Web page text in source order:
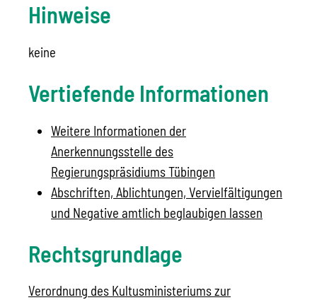
Hinweise
keine
Vertiefende Informationen
Weitere Informationen der
Anerkennungsstelle des
Regierungspräsidiums Tübingen
Abschriften, Ablichtungen, Vervielfältigungen
und Negative amtlich beglaubigen lassen
Rechtsgrundlage
Verordnung des Kultusministeriums zur